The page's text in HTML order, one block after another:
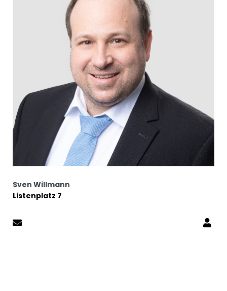
Sven Willmann
Listenplatz 7